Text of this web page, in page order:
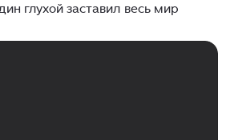
глухой заставил весь мир